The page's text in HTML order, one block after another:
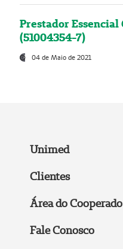
Prestador Essencial
(51004354-7)
04 de Maio de 2021
Unimed
Clientes
Área do Cooperado
Fale Conosco